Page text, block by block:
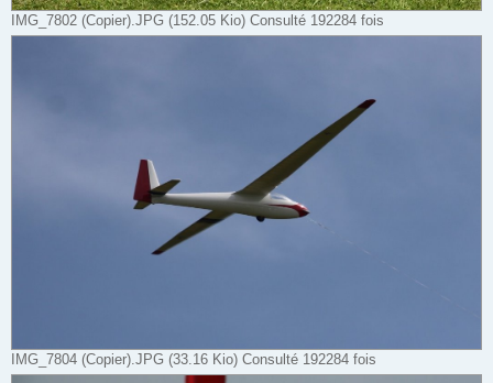
IMG_7802 (Copier).JPG (152.05 Kio) Consulté 192284 fois
IMG_7804 (Copier).JPG (33.16 Kio) Consulté 192284 fois